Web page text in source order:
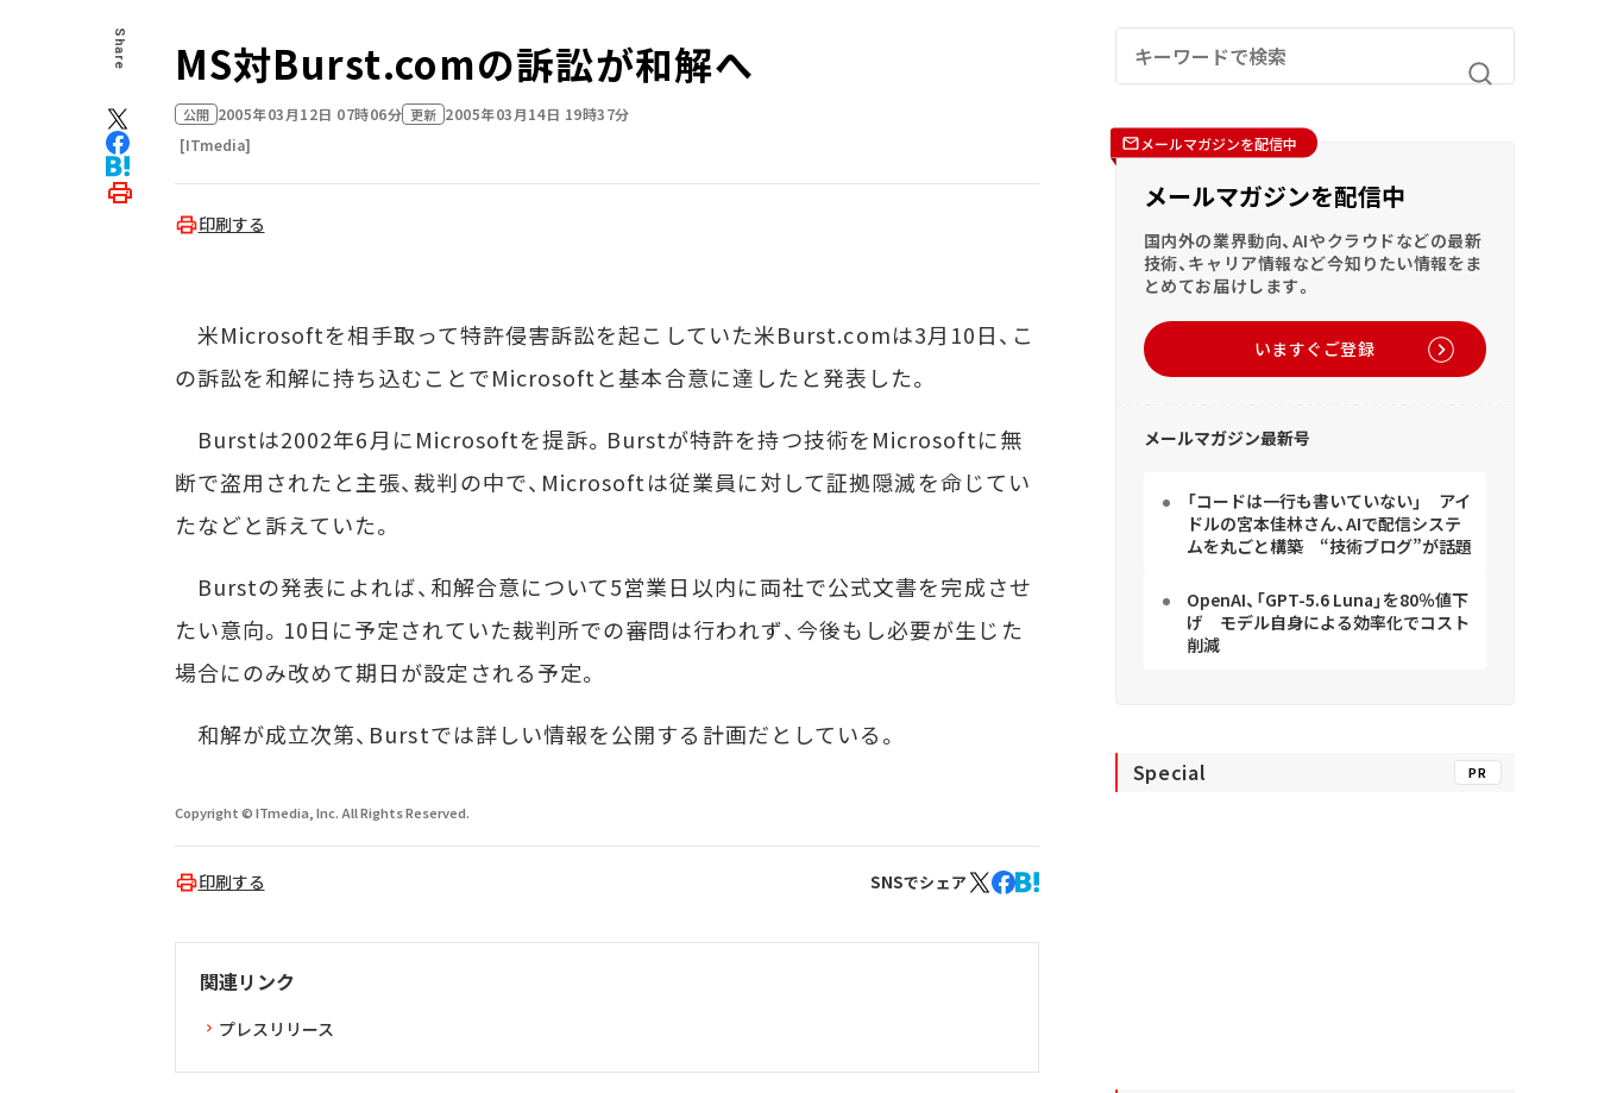
Share MS対Burst.comの訴訟が和解へ
公開 2005年03月12日 07時06分 更新 2005年03月14日 19時37分
[ITmedia]
印刷する
米Microsoftを相手取って特許侵害訴訟を起こしていた米Burst.comは3月10日、こ
の訴訟を和解に持ち込むことでMicrosoftと基本合意に達したと発表した。
Burstは2002年6月にMicrosoftを提訴。Burstが特許を持つ技術をMicrosoftに無
断で盗用されたと主張、裁判の中で、Microsoftは従業員に対して証拠隠滅を命じてい
たなどと訴えていた。
Burstの発表によれば、和解合意について5営業日以内に両社で公式文書を完成させ
たい意向。10日に予定されていた裁判所での審問は行われず、今後もし必要が生じた
場合にのみ改めて期日が設定される予定。
和解が成立次第、Burstでは詳しい情報を公開する計画だとしている。
Copyright © ITmedia, Inc. All Rights Reserved.
印刷する SNSでシェア
関連リンク
プレスリリース
メールマガジンを配信中
メールマガジンを配信中
国内外の業界動向、AIやクラウドなどの最新
技術、キャリア情報など今知りたい情報をま
とめてお届けします。
いますぐご登録
メールマガジン最新号
「コードは一行も書いていない」 アイ
ドルの宮本佳林さん、AIで配信システ
ムを丸ごと構築 “技術ブログ”が話題
OpenAI、「GPT-5.6 Luna」を80％値下
げ モデル自身による効率化でコスト
削減
Special PR